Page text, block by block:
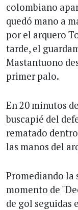
colombiano
quedó mano a
por el arquero
tarde, el
Mastantuono
primer palo.
En 20 minutos
buscapié del
rematado
las manos del
Promediando la
momento de
de gol seguidas